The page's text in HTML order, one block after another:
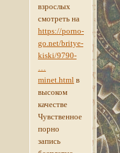
взрослых
смотреть на
https://porno-
go.net/britye-
kiski/9790-
…
minet.html в
высоком
качестве
Чувственное
порно
запись